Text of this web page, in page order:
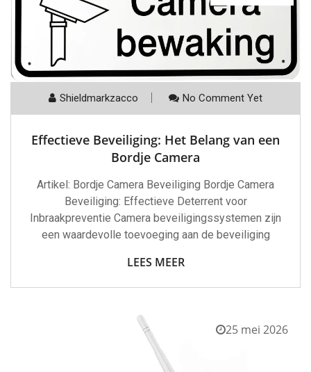
Shieldmarkzacco No Comment Yet
Effectieve Beveiliging: Het Belang van een
Bordje Camera
Artikel: Bordje Camera Beveiliging Bordje Camera
Beveiliging: Effectieve Deterrent voor
Inbraakpreventie Camera beveiligingssystemen zijn
een waardevolle toevoeging aan de beveiliging
LEES MEER
25 mei 2026